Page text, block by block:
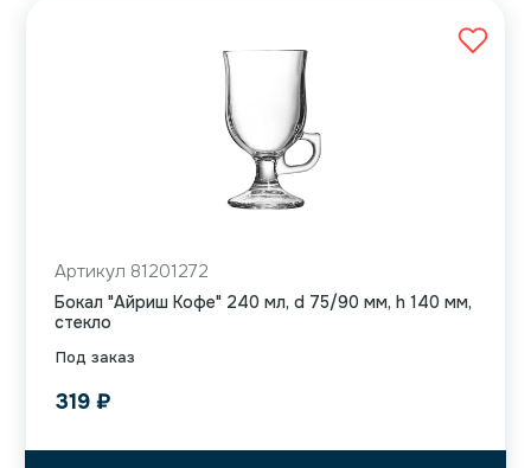
Под заказ
Артикул 81201272
Бокал "Айриш Кофе" 240 мл, d 75/90 мм, h 140 мм,
стекло
319 ₽